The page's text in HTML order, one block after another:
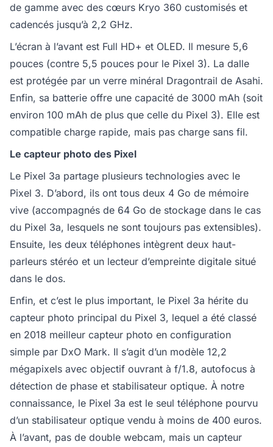
de gamme avec des cœurs Kryo 360 customisés et
cadencés jusqu’à 2,2 GHz.
L’écran à l’avant est Full HD+ et OLED. Il mesure 5,6
pouces (contre 5,5 pouces pour le Pixel 3). La dalle
est protégée par un verre minéral Dragontrail de Asahi.
Enfin, sa batterie offre une capacité de 3000 mAh (soit
environ 100 mAh de plus que celle du Pixel 3). Elle est
compatible charge rapide, mais pas charge sans fil.
Le capteur photo des Pixel
Le Pixel 3a partage plusieurs technologies avec le
Pixel 3. D’abord, ils ont tous deux 4 Go de mémoire
vive (accompagnés de 64 Go de stockage dans le cas
du Pixel 3a, lesquels ne sont toujours pas extensibles).
Ensuite, les deux téléphones intègrent deux haut-
parleurs stéréo et un lecteur d’empreinte digitale situé
dans le dos.
Enfin, et c’est le plus important, le Pixel 3a hérite du
capteur photo principal du Pixel 3, lequel a été classé
en 2018 meilleur capteur photo en configuration
simple par DxO Mark. Il s’agit d’un modèle 12,2
mégapixels avec objectif ouvrant à f/1.8, autofocus à
détection de phase et stabilisateur optique. À notre
connaissance, le Pixel 3a est le seul téléphone pourvu
d’un stabilisateur optique vendu à moins de 400 euros.
À l’avant, pas de double webcam, mais un capteur